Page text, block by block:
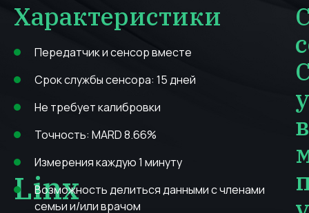
Linx
Характеристики
Передатчик и сенсор вместе
Срок службы сенсора: 15 дней
Не требует калибровки
Точность: MARD 8.66%
Измерения каждую 1 минуту
Возможность делиться данными с членами
семьи и/или врачом
в